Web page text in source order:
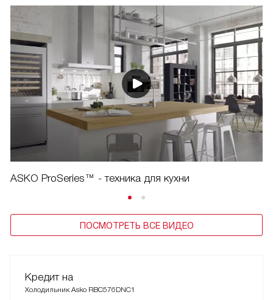
ASKO ProSeries™ - техника для кухни
ПОСМОТРЕТЬ ВСЕ ВИДЕО
Кредит на
Холодильник Asko RBC576DNC1